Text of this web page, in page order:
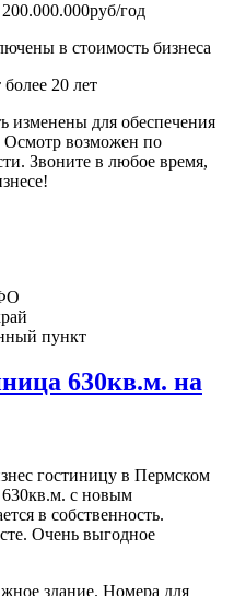
год
в стоимость бизнеса
20 лет
изменены для обеспечения
Осмотр возможен по
Звоните в любое время,
пункт
630кв.м. на
гостиницу в Пермском
630кв.м. с новым
в собственность.
Очень выгодное
здание. Номера для